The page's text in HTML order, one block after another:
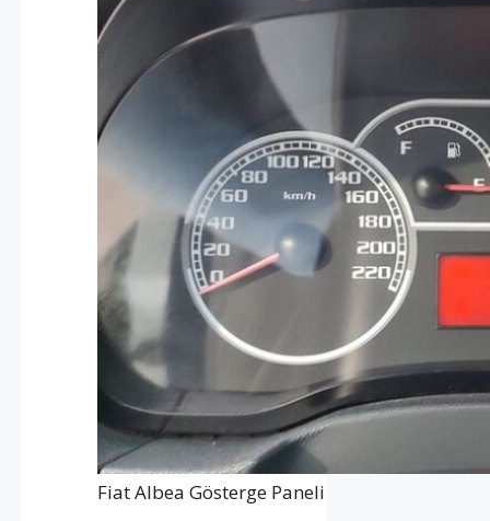
Fiat Albea Gösterge Paneli